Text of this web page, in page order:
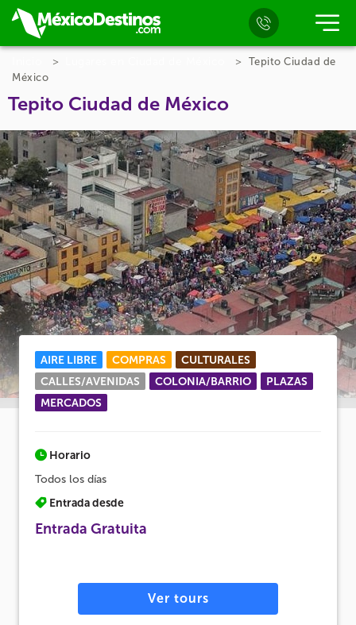
Tepito Ciudad de
México
Tepito Ciudad de México
AIRE LIBRE COMPRAS
CULTURALES
CALLES/AVENIDAS
COLONIA/BARRIO
PLAZAS
MERCADOS
Horario
Todos los días
Entrada desde
Entrada Gratuita
Ver tours